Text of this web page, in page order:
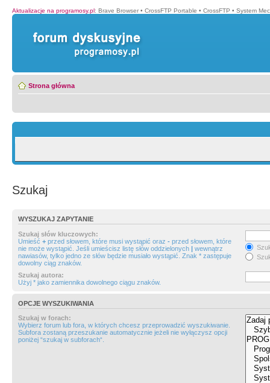
Aktualizacje na programosy.pl: Brave Browser • CrossFTP Portable • CrossFTP • System
Strona główna
Szukaj
WYSZUKAJ ZAPYTANIE
Szukaj słów kluczowych:
Umieść + przed słowem, które musi wystąpić oraz - przed słowem, które
nie może wystąpić. Jeśli umieścisz listę słów oddzielonych | wewnątrz
nawiasów, tylko jedno ze słów będzie musiało wystąpić. Znak * zastępuje
dowolny ciąg znaków.
Szukaj autora:
Użyj * jako zamiennika dowolnego ciągu znaków.
OPCJE WYSZUKIWANIA
Szukaj w forach:
Wybierz forum lub fora, w których chcesz przeprowadzić wyszukiwanie.
Subfora zostaną przeszukanie automatycznie jeżeli nie wyłączysz opcji
poniżej “szukaj w subforach“.